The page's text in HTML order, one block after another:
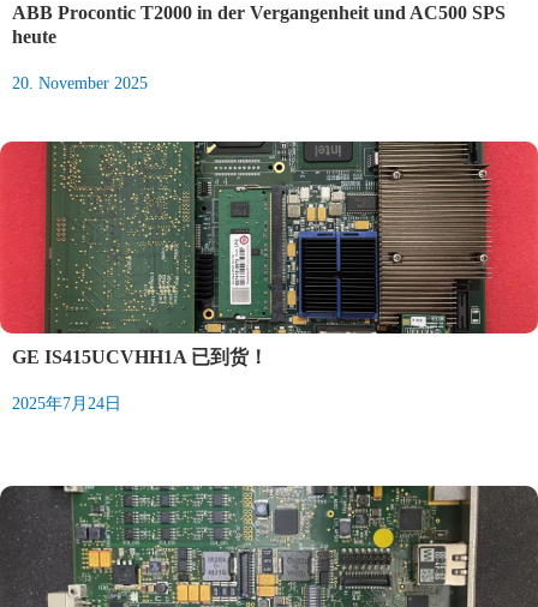
ABB Procontic T2000 in der Vergangenheit und AC500 SPS
heute
20. November 2025
GE IS415UCVHH1A 已到货！
2025年7月24日